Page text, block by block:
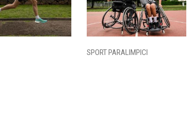
SPORT PARALIMPICI